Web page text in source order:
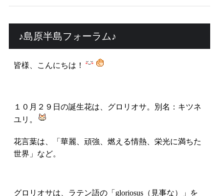
♪島原半島フォーラム♪
皆様、こんにちは！
１０月２９日の誕生花は、グロリオサ。別名：キツネ
ユリ。
花言葉は、「華麗、頑強、燃える情熱、栄光に満ちた
世界」など。
グロリオサは、ラテン語の「gloriosus（見事な）」を